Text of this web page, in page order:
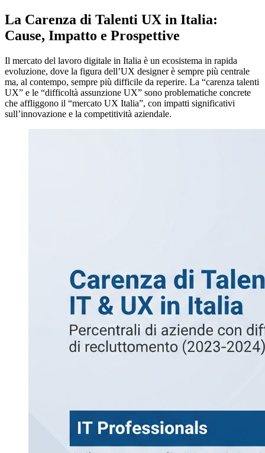
La Carenza di Talenti UX in Italia:
Cause, Impatto e Prospettive
Il mercato del lavoro digitale in Italia è un ecosistema in rapida
evoluzione, dove la figura dell’UX designer è sempre più centrale
ma, al contempo, sempre più difficile da reperire. La “carenza talenti
UX” e le “difficoltà assunzione UX” sono problematiche concrete
che affliggono il “mercato UX Italia”, con impatti significativi
sull’innovazione e la competitività aziendale.